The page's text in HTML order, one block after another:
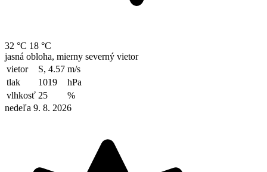
32 °C 18 °C
jasná obloha, mierny severný vietor
vietor
S, 4.57 m/s
tlak
1019
hPa
vlhkosť 25
%
nedeľa 9. 8. 2026